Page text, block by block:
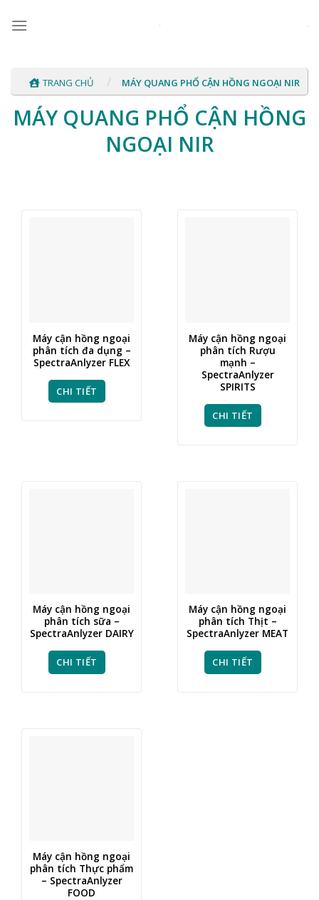
TRANG CHỦ / MÁY QUANG PHỔ CẬN HỒNG NGOẠI NIR
MÁY QUANG PHỔ CẬN HỒNG
NGOẠI NIR
Máy cận hồng ngoại
phân tích đa dụng –
SpectraAnlyzer FLEX
CHI TIẾT
Máy cận hồng ngoại
phân tích Rượu
mạnh –
SpectraAnlyzer
SPIRITS
CHI TIẾT
Máy cận hồng ngoại
phân tích sữa –
SpectraAnlyzer DAIRY
CHI TIẾT
Máy cận hồng ngoại
phân tích Thịt –
SpectraAnlyzer MEAT
CHI TIẾT
Máy cận hồng ngoại
phân tích Thực phẩm
– SpectraAnlyzer
FOOD